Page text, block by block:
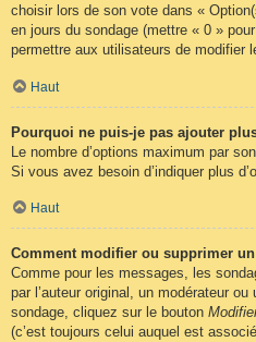
choisir lors de son vote dans «
en jours du sondage (mettre « 0 »
permettre aux utilisateurs de modifier
Haut
Pourquoi ne puis-je pas ajouter
Le nombre d’options maximum par
Si vous avez besoin d’indiquer plus
Haut
Comment modifier ou supprimer
Comme pour les messages, les
par l’auteur original, un modérateur
sondage, cliquez sur le bouton
(c’est toujours celui auquel est